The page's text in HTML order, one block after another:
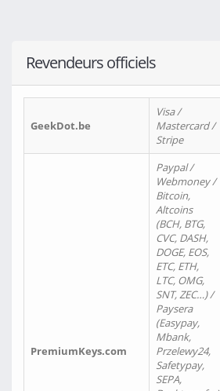
Revendeurs officiels
GeekDot.be
Visa /
Mastercard /
Stripe
PremiumKeys.com
Paypal /
Webmoney /
Bitcoin,
Altcoins
(BCH, BTG,
CVC, DASH,
DOGE, EOS,
ETC, ETH,
LTC, OMG,
SNT, ZEC…) /
Paysera
(Easypay,
Mbank,
Przelewy24,
Safetypay,
SEPA,